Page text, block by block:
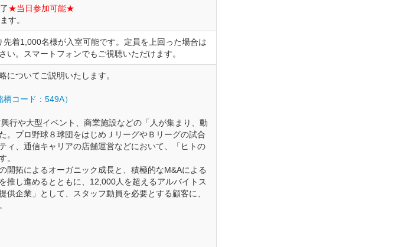
★当日参加可能★
ます。
着1,000名様が入室可能です。定員を上回った場合は
。スマートフォンでもご視聴いただけます。
についてご説明いたします。
コード：549A）
行や大型イベント、商業施設などの「人が集まり、動
。プロ野球８球団をはじめＪリーグやＢリーグの試合
ィ、通信キャリアの店舗運営などにおいて、「ヒトの
。
開拓によるオーガニック成長と、積極的なM&Aによる
推し進めるとともに、12,000人を超えるアルバイトス
供企業」として、スタッフ動員を必要とする顧客に、